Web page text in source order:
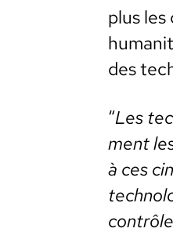
plus
des
“Les
ment
à ces